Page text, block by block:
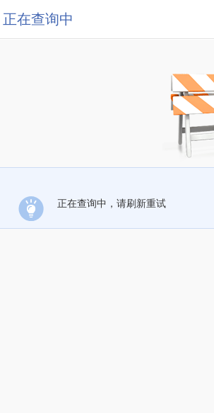
正在查询中
正在查询中，请刷新重试